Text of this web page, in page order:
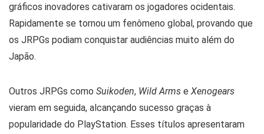
gráficos inovadores cativaram os jogadores ocidentais.
Rapidamente se tornou um fenômeno global, provando que
os JRPGs podiam conquistar audiências muito além do
Japão.
Outros JRPGs como Suikoden, Wild Arms e Xenogears
vieram em seguida, alcançando sucesso graças à
popularidade do PlayStation. Esses títulos apresentaram